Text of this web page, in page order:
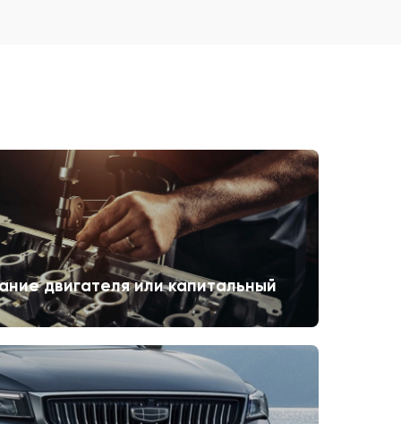
двигателя или капитальный